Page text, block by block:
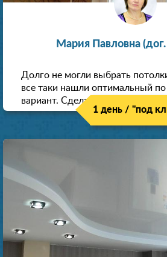
Мария Павловна
Долго не могли выбрать
все таки нашли оптимальный по
вариант. Сделали скидку как
1 день / "под